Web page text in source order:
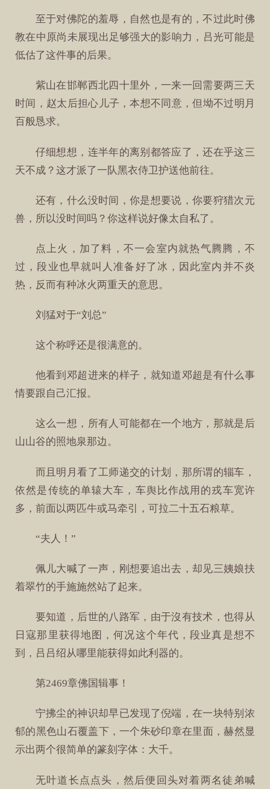
至于对佛陀的羞辱，自然也是有的，不过此时佛
教在中原尚未展现出足够强大的影响力，吕光可能是
低估了这件事的后果。
紫山在邯郸西北四十里外，一来一回需要两三天
时间，赵太后担心儿子，本想不同意，但坳不过明月
百般恳求。
仔细想想，连半年的离别都答应了，还在乎这三
天不成？这才派了一队黑衣侍卫护送他前往。
还有，什么没时间，你是想要说，你要狩猎次元
兽，所以没时间吗？你这样说好像太自私了。
点上火，加了料，不一会室内就热气腾腾，不
过，段业也早就叫人准备好了冰，因此室内并不炎
热，反而有种冰火两重天的意思。
刘猛对于“刘总”
这个称呼还是很满意的。
他看到邓超进来的样子，就知道邓超是有什么事
情要跟自己汇报。
这么一想，所有人可能都在一个地方，那就是后
山山谷的照地泉那边。
而且明月看了工师递交的计划，那所谓的辎车，
依然是传统的单辕大车，车舆比作战用的戎车宽许
多，前面以两匹牛或马牵引，可拉二十五石粮草。
“夫人！”
佩儿大喊了一声，刚想要追出去，却见三姨娘扶
着翠竹的手施施然站了起来。
要知道，后世的八路军，由于沒有技术，也得从
日寇那里获得地图，何况这个年代，段业真是想不
到，吕吕绍从哪里能获得如此利器的。
第2469章佛国辑事！
宁拂尘的神识却早已发现了倪端，在一块特别浓
郁的黑色山石覆盖下，一个朱砂印章在里面，赫然显
示出两个很简单的篆刻字体：大千。
无叶道长点点头，然后便回头对着两名徒弟喊